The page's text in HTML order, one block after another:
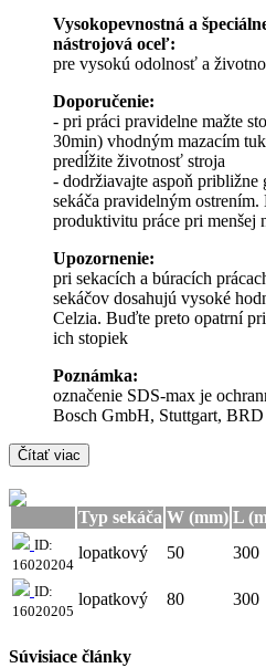
Vysokopevnostná a
nástrojová oceľ:
pre vysokú odolnosť a
Doporučenie:
- pri práci pravidelne mažte
30min) vhodným mazacím
predĺžite životnosť stroja
- dodržiavajte aspoň približne
sekáča pravidelným
produktivitu práce pri menšej
Upozornenie:
pri sekacích a búracích
sekáčov dosahujú vysoké
Celzia. Buďte preto opatrní
ich stopiek
Poznámka:
označenie SDS-max je
Bosch GmbH, Stuttgart, BRD
Čítať viac
Typ sekáča W (mm) L
ID:
16020204
lopatkový 50 300
ID:
16020205
lopatkový 80 300
Súvisiace články